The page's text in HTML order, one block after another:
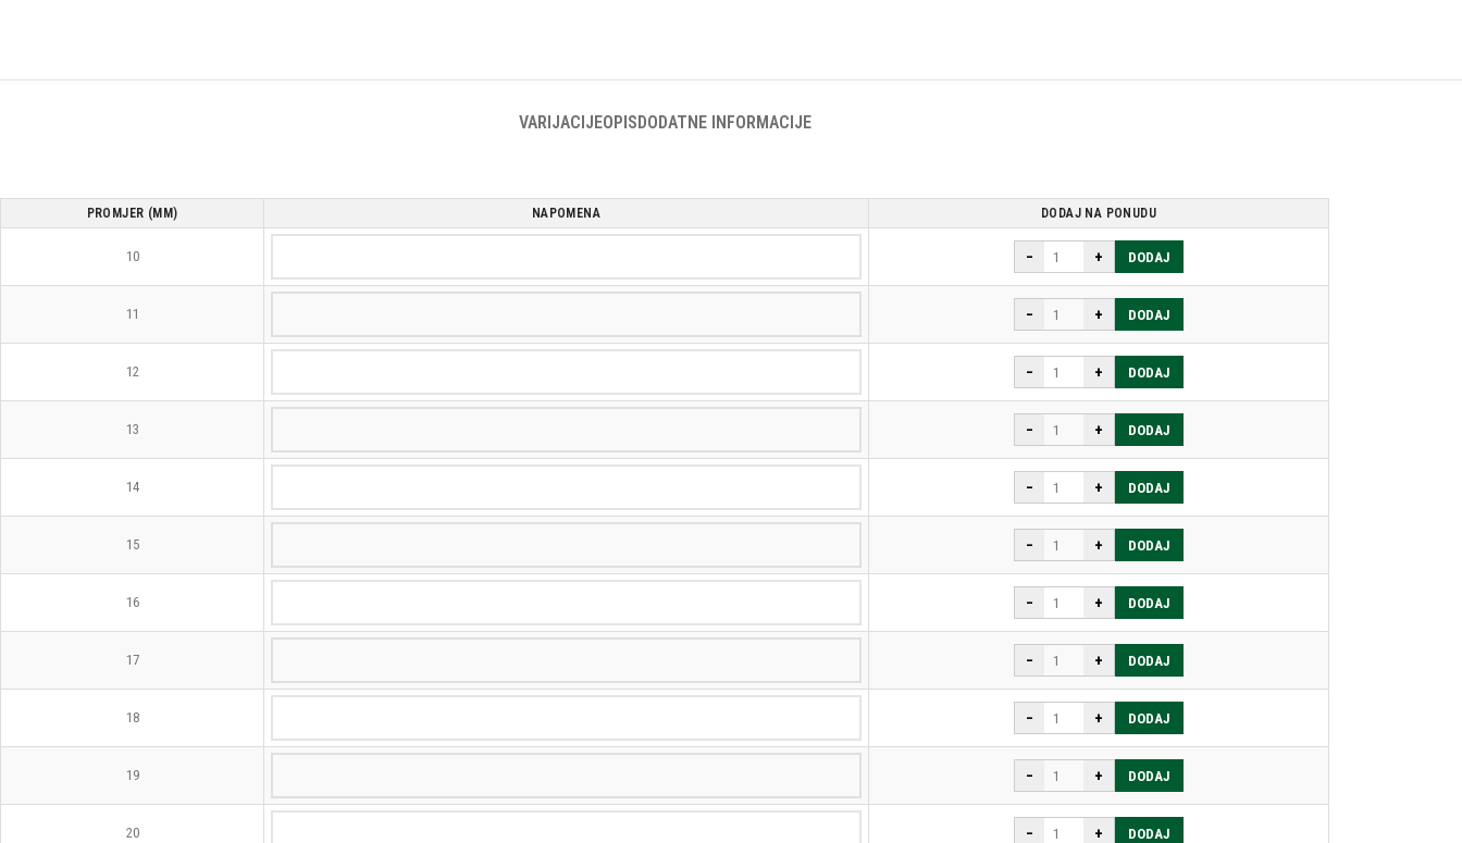
VARIJACIJEOPISDODATNE INFORMACIJE
PROMJER (MM) NAPOMENA DODAJ NA PONUDU
10 − + DODAJ
11 − + DODAJ
12 − + DODAJ
13 − + DODAJ
14 − + DODAJ
15 − + DODAJ
16 − + DODAJ
17 − + DODAJ
18 − + DODAJ
19 − + DODAJ
20 − + DODAJ